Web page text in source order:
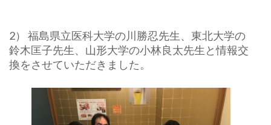
2） 福島県立医科大学の川勝忍先生、東北大学の
鈴木匡子先生、山形大学の小林良太先生と情報交
換をさせていただきました。